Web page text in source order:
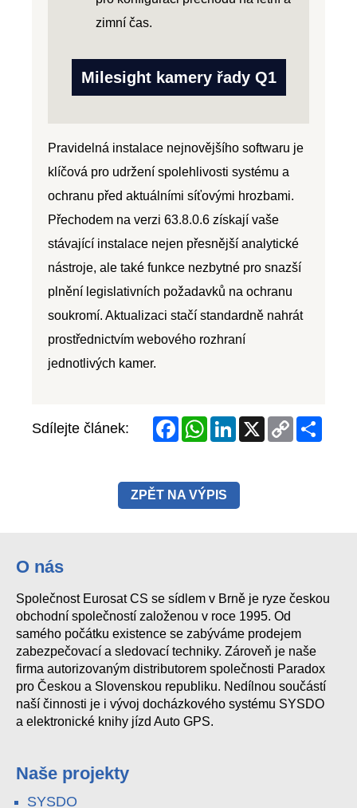
Sdílejte článek: FacebookWhatsAppLinkedInX
Copy
Link
ZPĚT NA VÝPIS
O nás
Společnost Eurosat CS se sídlem v Brně je ryze českou
obchodní společností založenou v roce 1995. Od
samého počátku existence se zabýváme prodejem
zabezpečovací a sledovací techniky. Zároveň je naše
firma autorizovaným distributorem společnosti Paradox
pro Českou a Slovenskou republiku. Nedílnou součástí
naší činnosti je i vývoj docházkového systému SYSDO
a elektronické knihy jízd Auto GPS.
Naše projekty
SYSDO